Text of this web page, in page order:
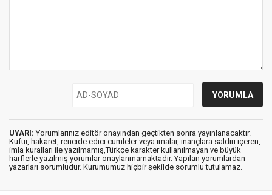
UYARI: Yorumlarınız editör onayından geçtikten sonra yayınlanacaktır.
Küfür, hakaret, rencide edici cümleler veya imalar, inançlara saldırı içeren,
imla kuralları ile yazılmamış,Türkçe karakter kullanılmayan ve büyük
harflerle yazılmış yorumlar onaylanmamaktadır. Yapılan yorumlardan
yazarları sorumludur. Kurumumuz hiçbir şekilde sorumlu tutulamaz.